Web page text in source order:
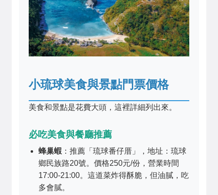
小琉球美食與景點門票價格
美食和景點是花費大頭，這裡詳細列出來。
必吃美食與餐廳推薦
蜂巢蝦 ：推薦「琉球番仔厝」，地址：琉球
鄉民族路20號。價格250元/份，營業時間
17:00-21:00。這道菜炸得酥脆，但油膩，吃
多會膩。